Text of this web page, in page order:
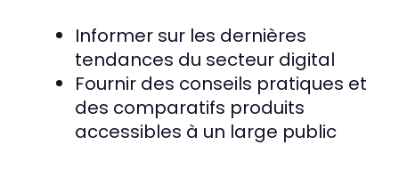
Informer sur les dernières
tendances du secteur digital
Fournir des conseils pratiques et
des comparatifs produits
accessibles à un large public